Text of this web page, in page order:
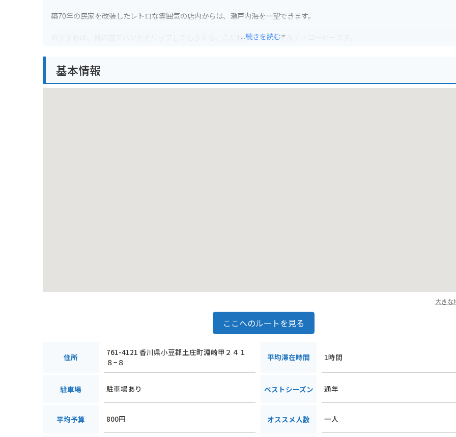
築70年の民家を改装したレトロな雰囲気の店内からは、瀬戸内海を一望できます。
おすすめは、目の前でハンドドリップしてもらえる、こだわりのスペシャルティコーヒーです。
...続きを読む
基本情報
大きな
ここへのルートを見る
住所
761-4121 香川県小豆郡土庄町淵崎甲２４１
８−８
平均滞在時間 1時間
駐車場 駐車場あり ベストシーズン 通年
平均予算 800円 オススメ人数 一人